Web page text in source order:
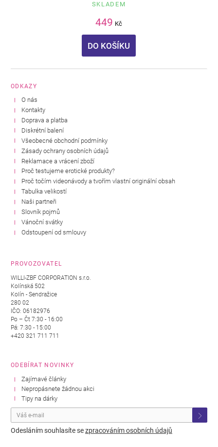
SKLADEM
449 Kč
DO KOŠÍKU
ODKAZY
O nás
Kontakty
Doprava a platba
Diskrétní balení
Všeobecné obchodní podmínky
Zásady ochrany osobních údajů
Reklamace a vrácení zboží
Proč testujeme erotické produkty?
Proč točím videonávody a tvořím vlastní originální obsah
Tabulka velikostí
Naši partneři
Slovník pojmů
Vánoční svátky
Odstoupení od smlouvy
PROVOZOVATEL
WILLI-ZBF CORPORATION s.r.o.
Kolínská 502
Kolín - Sendražice
280 02
IČO: 06182976
Po – Čt 7:30 - 16:00
Pá: 7:30 - 15:00
+420 321 711 711
ODEBÍRAT NOVINKY
Zajímavé články
Nepropásnete žádnou akci
Tipy na dárky
Odesláním souhlasíte sezpracováním osobních údajů